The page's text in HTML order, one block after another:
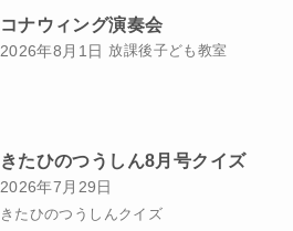
コナウィング演奏会
2026年8月1日 放課後子ども教室
きたひのつうしん8月号クイズ
2026年7月29日
きたひのつうしんクイズ